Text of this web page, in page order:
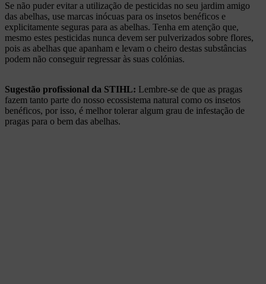
Se não puder evitar a utilização de pesticidas no seu jardim amigo
das abelhas, use marcas inócuas para os insetos benéficos e
explicitamente seguras para as abelhas. Tenha em atenção que,
mesmo estes pesticidas nunca devem ser pulverizados sobre flores,
pois as abelhas que apanham e levam o cheiro destas substâncias
podem não conseguir regressar às suas colónias.
Sugestão profissional da STIHL: Lembre-se de que as pragas
fazem tanto parte do nosso ecossistema natural como os insetos
benéficos, por isso, é melhor tolerar algum grau de infestação de
pragas para o bem das abelhas.